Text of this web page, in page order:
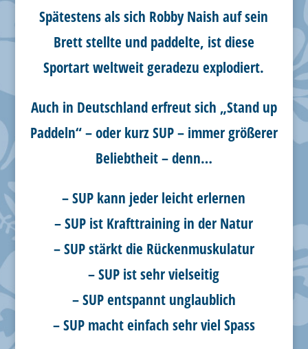
Spätestens als sich Robby Naish auf sein
Brett stellte und paddelte, ist diese
Sportart weltweit geradezu explodiert.
Auch in Deutschland erfreut sich „Stand up
Paddeln“ – oder kurz SUP – immer größerer
Beliebtheit – denn…
– SUP kann jeder leicht erlernen
– SUP ist Krafttraining in der Natur
– SUP stärkt die Rückenmuskulatur
– SUP ist sehr vielseitig
– SUP entspannt unglaublich
– SUP macht einfach sehr viel Spass